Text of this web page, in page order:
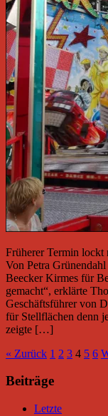
Früherer Termin lockt
Von Petra
Beecker Kirmes für
gemacht“, erklärte
Geschäftsführer von
für Stellflächen denn
zeigte […]
« Zurück 1 2 3 4 5 6
Beiträge
Letzte